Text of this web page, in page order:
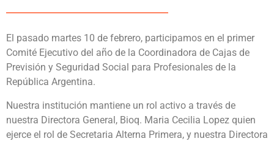
El pasado martes 10 de febrero, participamos en el primer
Comité Ejecutivo del año de la Coordinadora de Cajas de
Previsión y Seguridad Social para Profesionales de la
República Argentina.
Nuestra institución mantiene un rol activo a través de
nuestra Directora General, Bioq. Maria Cecilia Lopez quien
ejerce el rol de Secretaria Alterna Primera, y nuestra Directora